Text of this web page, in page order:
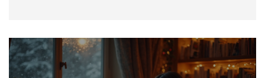
как не ошибиться с выбором. Здесь собраны
свежие рекомендации, реальные факты о